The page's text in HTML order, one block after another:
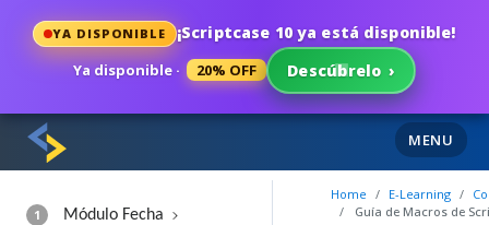
YA DISPONIBLE ¡Scriptcase 10 ya está disponible!
Ya disponible · 20% OFF Descúbrelo ›
MENU
1 Módulo Fecha
Home E-Learning
Guía de Macros de